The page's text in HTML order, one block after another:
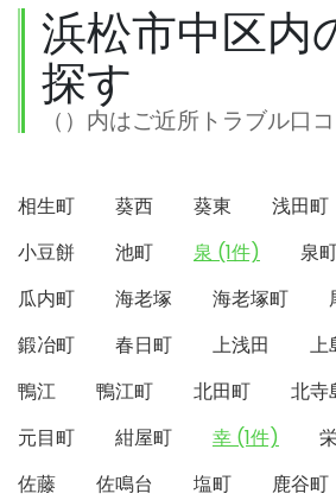
浜松市中区内
探す
（）内はご近所トラブル口
相生町 葵西 葵東 浅田町
小豆餅
池町 泉 (1件) 泉
瓜内町
海老塚 海老塚町
鍛冶町
春日町 上浅田 上
鴨江
鴨江町 北田町 北寺
元目町
紺屋町 幸 (1件)
佐藤
佐鳴台 塩町 鹿谷町